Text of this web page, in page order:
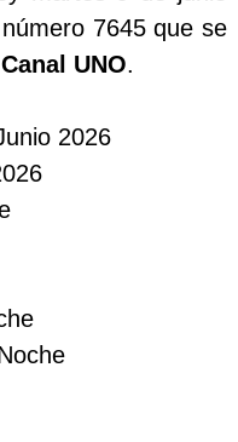
7645 que se
Canal UNO.
2026